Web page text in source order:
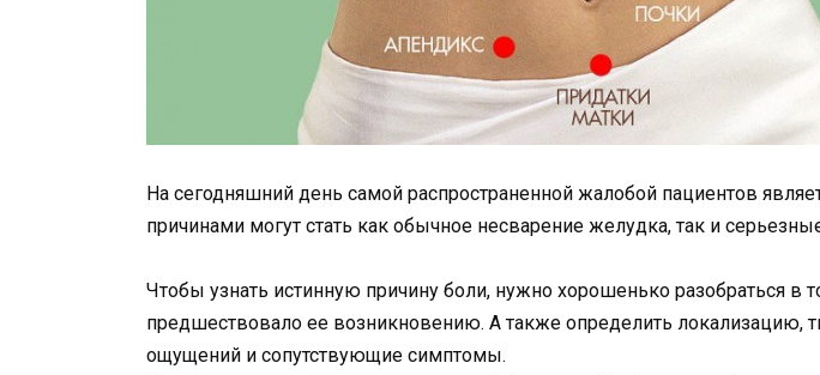
На сегодняшний день самой распространенной жалобой пациентов
причинами могут стать как обычное несварение желудка, так и
Чтобы узнать истинную причину боли, нужно хорошенько разобраться в
предшествовало ее возникновению. А также определить локализацию,
ощущений и сопутствующие симптомы.